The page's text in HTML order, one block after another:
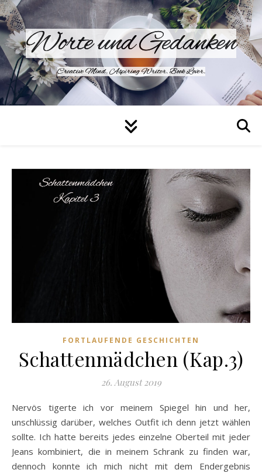
Worte und Gedanken
Creative Mind. Aspiring Writer. Book Lover.
FORTLAUFENDE GESCHICHTEN
Schattenmädchen (Kap.3)
26. August 2019
Nervös tigerte ich vor meinem Spiegel hin und her,
unschlüssig darüber, welches Outfit ich denn jetzt wählen
sollte. Ich hatte bereits jedes einzelne Oberteil mit jeder
Jeans kombiniert, die in meinem Schrank zu finden war,
dennoch konnte ich mich nicht mit dem Endergebnis